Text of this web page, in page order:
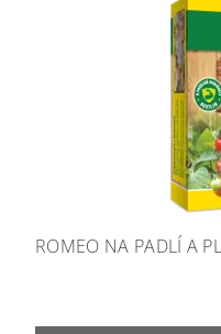
ROMEO NA PADLÍ A